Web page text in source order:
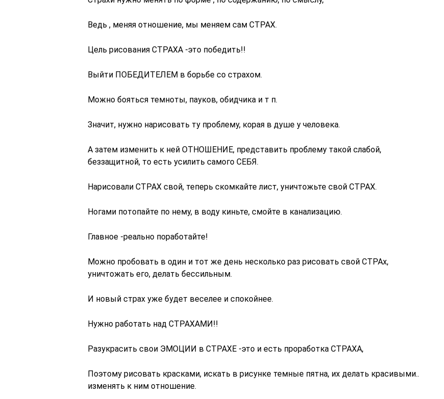
Ведь , меняя отношение, мы меняем сам СТРАХ.
Цель рисования СТРАХА -это победить!!
Выйти ПОБЕДИТЕЛЕМ в борьбе со страхом.
Можно бояться темноты, пауков, обидчика и т п.
Значит, нужно нарисовать ту проблему, корая в душе у человека.
А затем изменить к ней ОТНОШЕНИЕ, представить проблему такой слабой,
беззащитной, то есть усилить самого СЕБЯ.
Нарисовали СТРАХ свой, теперь скомкайте лист, уничтожьте свой СТРАХ.
Ногами потопайте по нему, в воду киньте, смойте в канализацию.
Главное -реально поработайте!
Можно пробовать в один и тот же день несколько раз рисовать свой СТРАх,
уничтожать его, делать бессильным.
И новый страх уже будет веселее и спокойнее.
Нужно работать над СТРАХАМИ!!
Разукрасить свои ЭМОЦИИ в СТРАХЕ -это и есть проработка СТРАХА,
Поэтому рисовать красками, искать в рисунке темные пятна, их делать красивыми..
изменять к ним отношение.